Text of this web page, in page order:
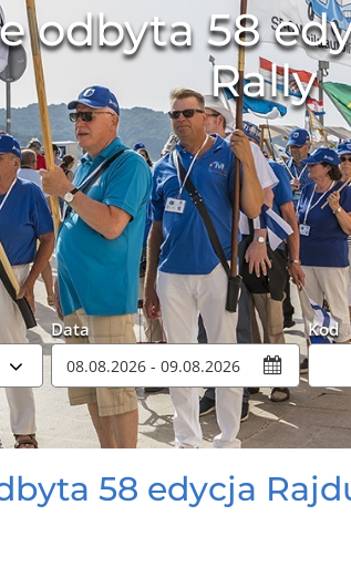
Data
Kod
odbyta 58
Rally
58 edycja